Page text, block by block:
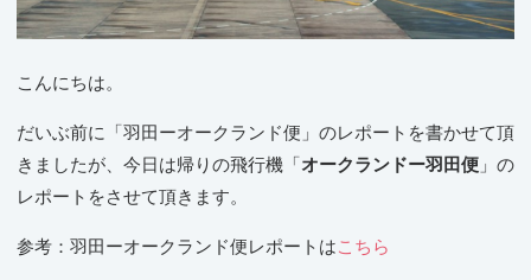
こんにちは。
だいぶ前に「羽田ーオークランド便」のレポートを書かせて頂
きましたが、今日は帰りの飛行機「 オークランドー羽田便 」の
レポートをさせて頂きます。
参考：羽田ーオークランド便レポートは こちら